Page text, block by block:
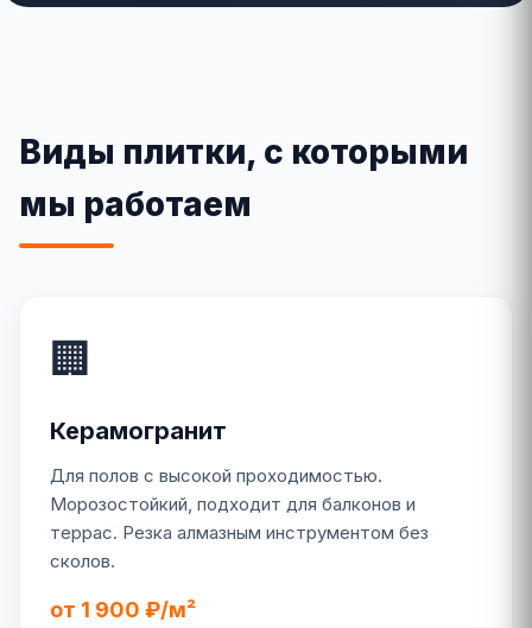
Виды плитки, с которыми
мы работаем
🏢
Керамогранит
Для полов с высокой проходимостью.
Морозостойкий, подходит для балконов и
террас. Резка алмазным инструментом без
сколов.
от 1 900 ₽/м²